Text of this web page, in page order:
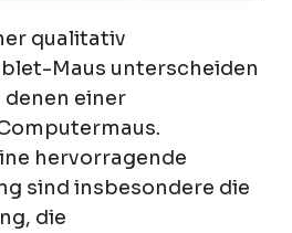
qualitativ
Maus unterscheiden
einer
hervorragende
sind insbesondere die
die